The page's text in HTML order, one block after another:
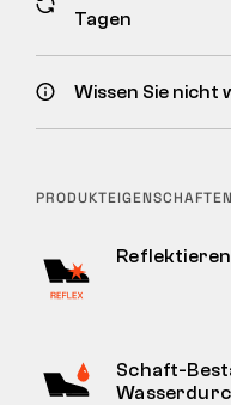
Tagen
Wissen Sie nicht
PRODUKTEIGENSCHAFTEN
Schaft-